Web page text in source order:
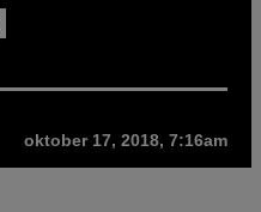
oktober 17, 2018, 7:16am